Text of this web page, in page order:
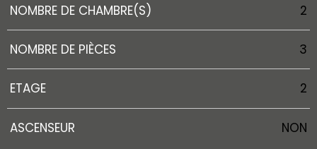
NOMBRE DE CHAMBRE(S) 2
NOMBRE DE PIÈCES 3
ETAGE 2
ASCENSEUR NON